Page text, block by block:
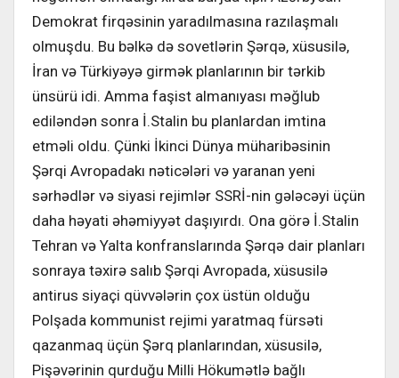
Demokrat firqəsinin yaradılmasına razılaşmalı
olmuşdu. Bu bəlkə də sovetlərin Şərqə, xüsusilə,
İran və Türkiyəyə girmək planlarının bir tərkib
ünsürü idi. Amma faşist almanıyası məğlub
ediləndən sonra İ.Stalin bu planlardan imtina
etməli oldu. Çünki İkinci Dünya müharibəsinin
Şərqi Avropadakı nəticələri və yaranan yeni
sərhədlər və siyasi rejimlər SSRİ-nin gələcəyi üçün
daha həyati əhəmiyyət daşıyırdı. Ona görə İ.Stalin
Tehran və Yalta konfranslarında Şərqə dair planları
sonraya təxirə salıb Şərqi Avropada, xüsusilə
antirus siyaçi qüvvələrin çox üstün olduğu
Polşada kommunist rejimi yaratmaq fürsəti
qazanmaq üçün Şərq planlarından, xüsusilə,
Pişəvərinin qurduğu Milli Hökumətlə bağlı